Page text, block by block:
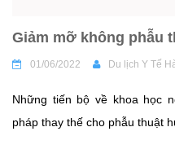
Giảm mỡ không phẫu
01/06/2022 Du lịch Y Tế
Những tiến bộ về khoa học
pháp thay thế cho phẫu thuật